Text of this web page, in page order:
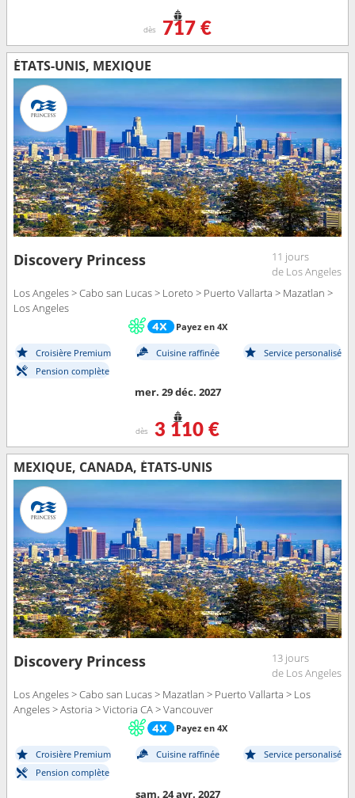
dès 717 €
ÉTATS-UNIS, MEXIQUE
Discovery Princess
11 jours
de Los Angeles
Los Angeles > Cabo san Lucas > Loreto > Puerto Vallarta > Mazatlan >
Los Angeles
Payez en 4X
Croisière Premium Cuisine raffinée
Service personalisé
Pension complète
mer. 29 déc. 2027
dès 3 110 €
MEXIQUE, CANADA, ÉTATS-UNIS
Discovery Princess
13 jours
de Los Angeles
Los Angeles > Cabo san Lucas > Mazatlan > Puerto Vallarta > Los
Angeles > Astoria > Victoria CA > Vancouver
Payez en 4X
Croisière Premium Cuisine raffinée
Service personalisé
Pension complète
sam. 24 avr. 2027